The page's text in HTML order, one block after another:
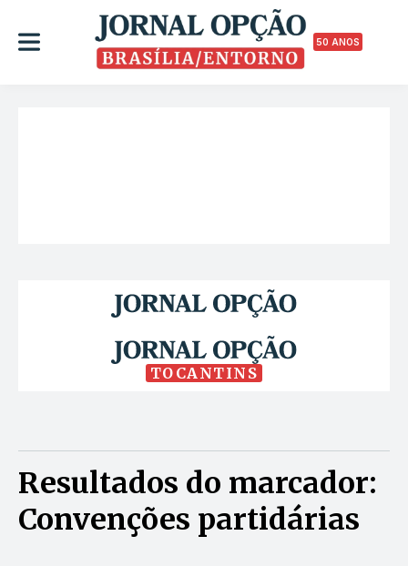
50 ANOS
TOCANTINS
Resultados do marcador:
Convenções partidárias